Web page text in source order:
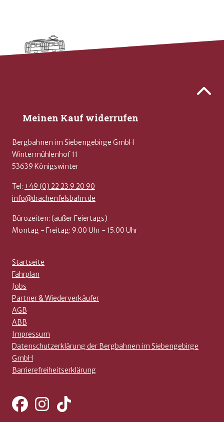
Kontaktdaten und weitere Links
Zurück
Meinen Kauf widerrufen
Bergbahnen im Siebengebirge GmbH
Wintermühlenhof 11
53639 Königswinter
Tel: +49 (0) 22 23.9 20 90
info@drachenfelsbahn.de
Bürozeiten: (außer Feiertags)
Montag - Freitag: 9.00 Uhr - 15.00 Uhr
Startseite
Fahrplan
Jobs
Partner & Wiederverkäufer
AGB
ABB
Impressum
Datenschutzerklärung der Bergbahnen im Siebengebirge
GmbH
Barrierefreiheitserklärung
FacebookInstagram
Tiktok